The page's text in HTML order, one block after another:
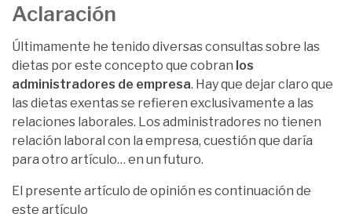
Aclaración
Últimamente he tenido diversas consultas sobre las
dietas por este concepto que cobran los
administradores de empresa. Hay que dejar claro que
las dietas exentas se refieren exclusivamente a las
relaciones laborales. Los administradores no tienen
relación laboral con la empresa, cuestión que daría
para otro artículo… en un futuro.
El presente artículo de opinión es continuación de
este artículo